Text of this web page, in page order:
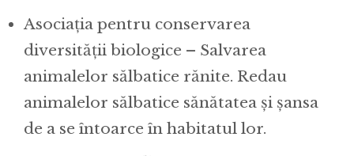
Asociația pentru conservarea
diversității biologice – Salvarea
animalelor sălbatice rănite. Redau
animalelor sălbatice sănătatea și șansa
de a se întoarce în habitatul lor.